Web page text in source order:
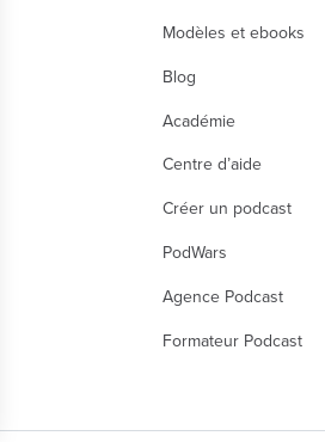
Modèles et ebooks
Blog
Académie
Centre d’aide
Créer un podcast
PodWars
Agence Podcast
Formateur Podcast